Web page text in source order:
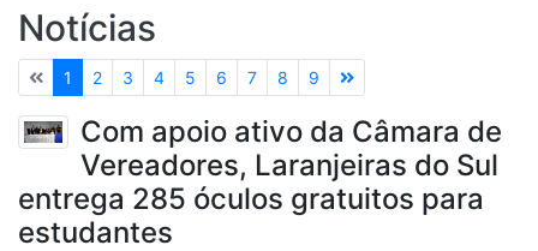
Notícias
1 2 3 4 5 6 7 8 9
Com apoio ativo da Câmara de
Vereadores, Laranjeiras do Sul
entrega 285 óculos gratuitos para
estudantes